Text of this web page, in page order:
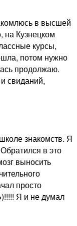
в высшей
на Кузнецком
курсы,
потом нужно
продолжаю.
свиданий,
знакомств. Я
в это
выносить
просто
Я и не думал